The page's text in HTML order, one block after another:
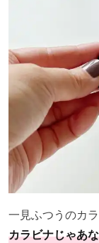
一見ふつうのカ
カラビナじゃあ